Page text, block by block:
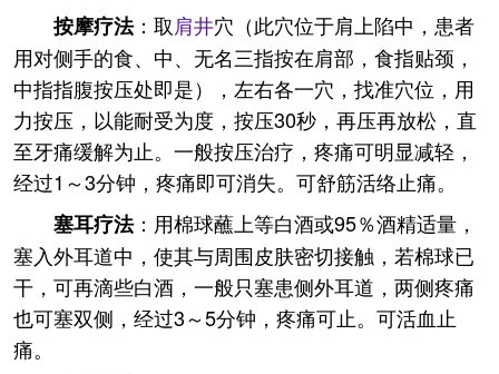
按摩疗法：取肩井穴（此穴位于肩上陷中，患者
用对侧手的食、中、无名三指按在肩部，食指贴颈，
中指指腹按压处即是），左右各一穴，找准穴位，用
力按压，以能耐受为度，按压30秒，再压再放松，直
至牙痛缓解为止。一般按压治疗，疼痛可明显减轻，
经过1～3分钟，疼痛即可消失。可舒筋活络止痛。
塞耳疗法：用棉球蘸上等白酒或95％酒精适量，
塞入外耳道中，使其与周围皮肤密切接触，若棉球已
干，可再滴些白酒，一般只塞患侧外耳道，两侧疼痛
也可塞双侧，经过3～5分钟，疼痛可止。可活血止
痛。